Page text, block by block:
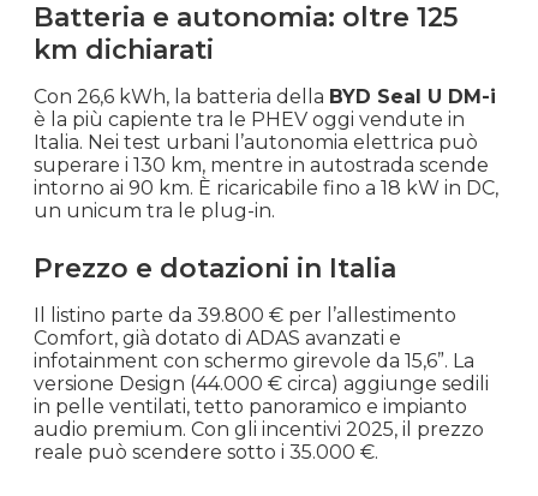
Batteria e autonomia: oltre 125
km dichiarati
Con 26,6 kWh, la batteria della BYD Seal U DM-i
è la più capiente tra le PHEV oggi vendute in
Italia. Nei test urbani l’autonomia elettrica può
superare i 130 km, mentre in autostrada scende
intorno ai 90 km. È ricaricabile fino a 18 kW in DC,
un unicum tra le plug-in.
Prezzo e dotazioni in Italia
Il listino parte da 39.800 € per l’allestimento
Comfort, già dotato di ADAS avanzati e
infotainment con schermo girevole da 15,6”. La
versione Design (44.000 € circa) aggiunge sedili
in pelle ventilati, tetto panoramico e impianto
audio premium. Con gli incentivi 2025, il prezzo
reale può scendere sotto i 35.000 €.